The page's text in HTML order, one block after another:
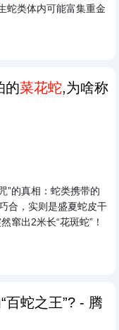
蛇类体内可能富集重金
的菜花蛇,为啥称
”的真相：蛇类携带的
合，实则是盛夏蛇皮干
窜出2米长“花斑蛇”！
百蛇之王”? - 腾